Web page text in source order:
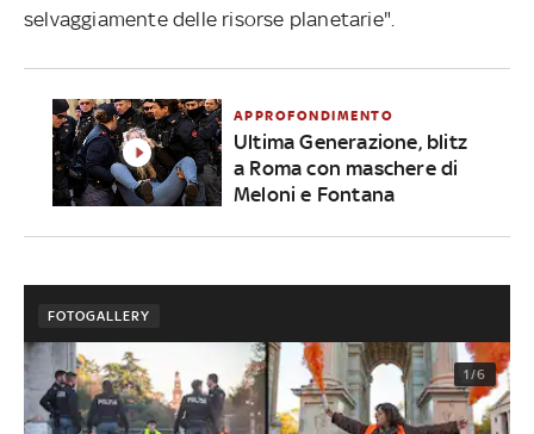
selvaggiamente delle risorse planetarie".
APPROFONDIMENTO
Ultima Generazione, blitz
a Roma con maschere di
Meloni e Fontana
FOTOGALLERY
1/6